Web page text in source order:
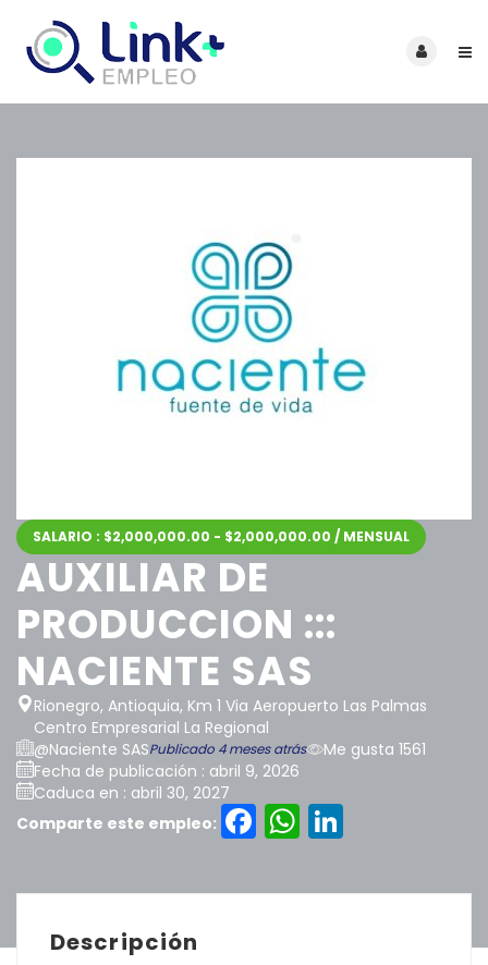
SALARIO : $2,000,000.00 - $2,000,000.00 / MENSUAL
AUXILIAR DE
PRODUCCION :::
NACIENTE SAS
Rionegro, Antioquia, Km 1 Via Aeropuerto Las Palmas
Centro Empresarial La Regional
@Naciente SASPublicado 4 meses atrás
Me gusta 1561
Fecha de publicación : abril 9, 2026
Caduca en : abril 30, 2027
Comparte este empleo:
Facebook
Descripción